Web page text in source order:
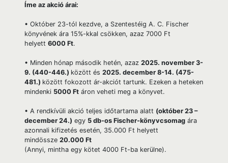
Íme az akció árai:
• Október 23-tól kezdve, a Szentestéig A. C. Fischer
könyvének ára 15%-kkal csökken, azaz 7000 Ft
helyett6000 Ft.
• Minden hónap második hetén, azaz2025. november 3-
9. (440-446.) között és2025. december 8-14. (475-
481.) között fokozott ár-akciót tartunk. Ezeken a heteken
mindenki 5000 Ft áron veheti meg a könyvet.
• A rendkívüli akció teljes időtartama alatt (október 23 –
december 24.) egy 5 db-os Fischer-könyvcsomag ára
azonnali kifizetés esetén, 35.000 Ft helyett
mindössze20.000 Ft
(Annyi, mintha egy kötet 4000 Ft-ba kerülne).